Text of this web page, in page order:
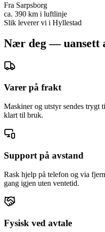
Fra Sarpsborg
ca. 390 km i luftlinje
Slik leverer vi i Hyllestad
Nær deg — uansett
Varer på frakt
Maskiner og utstyr sendes
klart til bruk.
Support på avstand
Rask hjelp på telefon og via
gang igjen uten ventetid.
Fysisk ved avtale